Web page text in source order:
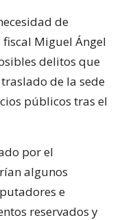
de
Miguel Ángel
delitos que
de la sede
públicos tras el
por el
algunos
e
reservados y